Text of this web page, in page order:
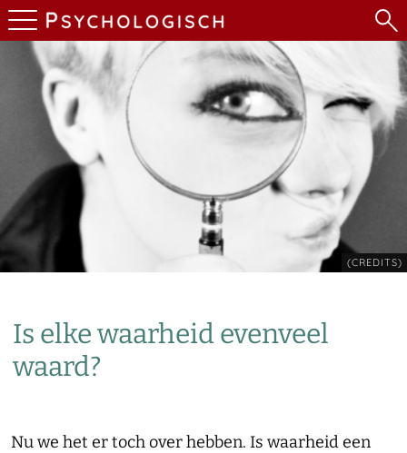
(CREDITS)
Is elke waarheid evenveel
waard?
Nu we het er toch over hebben. Is waarheid een